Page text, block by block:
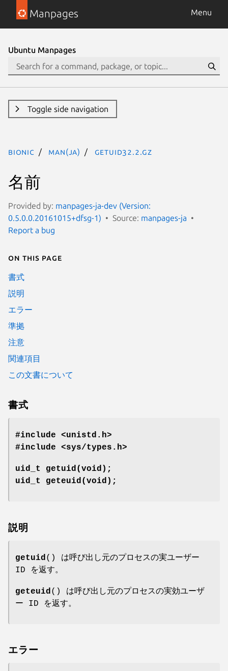
Manpages Menu
Ubuntu Manpages
Toggle side navigation
bionic man(ja) getuid32.2.gz
名前
Provided by: manpages-ja-dev (Version:
0.5.0.0.20161015+dfsg-1)
Source: manpages-ja
Report a bug
On this page
書式
説明
エラー
準拠
注意
関連項目
この文書について
書式
#include <unistd.h>
#include <sys/types.h>
uid_t getuid(void);
uid_t geteuid(void);
説明
getuid () は呼び出し元のプロセスの実ユーザー
ID を返す。
geteuid () は呼び出し元のプロセスの実効ユーザ
ー ID を返す。
エラー